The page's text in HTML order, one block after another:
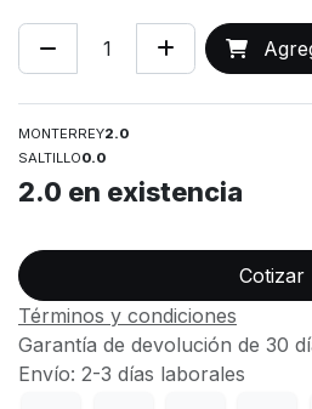
MONTERREY2.0
SALTILLO0.0
2.0 en existencia
Cotizar
Términos y condiciones
Garantía de devolución de 30
Envío: 2-3 días laborales